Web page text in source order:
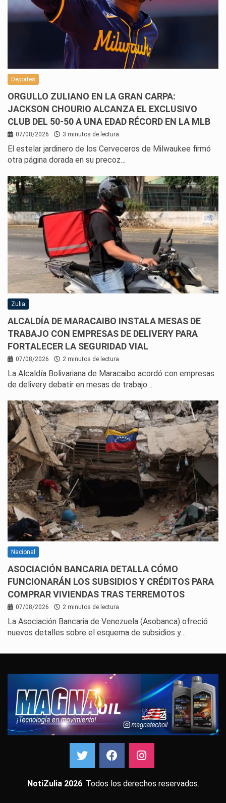
Deportes
ORGULLO ZULIANO EN LA GRAN CARPA:
JACKSON CHOURIO ALCANZA EL EXCLUSIVO
CLUB DEL 50-50 A UNA EDAD RÉCORD EN LA MLB
07/08/2026 3 minutos de lectura
El estelar jardinero de los Cerveceros de Milwaukee firmó
otra página dorada en su precoz…
Zulia
ALCALDÍA DE MARACAIBO INSTALA MESAS DE
TRABAJO CON EMPRESAS DE DELIVERY PARA
FORTALECER LA SEGURIDAD VIAL
07/08/2026 2 minutos de lectura
La Alcaldía Bolivariana de Maracaibo acordó con empresas
de delivery debatir en mesas de trabajo…
Nacional
ASOCIACIÓN BANCARIA DETALLA CÓMO
FUNCIONARÁN LOS SUBSIDIOS Y CRÉDITOS PARA
COMPRAR VIVIENDAS TRAS TERREMOTOS
07/08/2026 2 minutos de lectura
La Asociación Bancaria de Venezuela (Asobanca) ofreció
nuevos detalles sobre el esquema de subsidios y…
NotiZulia 2026. Todos los derechos reservados.